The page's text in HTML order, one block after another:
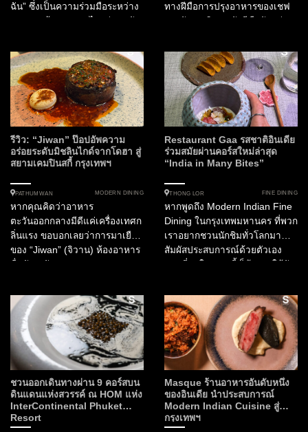
ฉัน” ซึ่งเป็นความร่วมมือระหว่าง
SAKOT ร้านอาหารไทยร่วมสมัย
อาหารแนว Homemade Eatery
จากหัวหิน...
ทางฝีมือการปรุงอาหารของเชฟ
สองสัญชาติ ประชันฝีมือกันอย่าง
Sasaki ตัวแทนจากสาย
Japanese...
รีวิว: “Jiwan” ป๊อปอัพความ
อร่อยระดับมิชลินไกด์จากโดฮา สู่
สยามเคมปินสกี้ กรุงเทพฯ
PATHUMWAN MODERN DINING
หากคุณคิดว่าอาหาร
ตะวันออกกลางมีดีแค่เครื่องเทศก
ลิ่นแรง ขอบอกเลยว่าการมาเยือน
ของ “Jiwan” (จิวาน) ห้องอาหาร
ชื่อดังระดับ Michelin Guide
ครั้งนี้ จะเปลี่ยนความคิดของคุณ
ไปตลอดกาล เพราะนี่คือการผสม
ผสานระหว่างมรดกทาง
วัฒนธรรมอาหรับ และเทคนิคการ
ปรุงชั้นสูงภายใต้ปรัชญาของ
ไอคอนระดับโลกอย่าง อลัง ดู
คาส...
Restaurant Gaa รสชาติอินเดีย
ร่วมสมัยผ่านคอร์สใหม่ล่าสุด
“India in Many Bites”
THONG LOR FINE DINING
หากพูดถึง Modern Indian Fine
Dining ในกรุงเทพมหานคร ที่พวก
เราอยากชวนนักชิมทั่วโลกมา
สัมผัสประสบการณ์ด้วยตัวเอง
มากที่สุดในเวลานี้ ก็ต้องยกให้กับ
มา อโรรา (Chef Garima...
ชวนออกเดินทางผ่าน 9 คอร์สบน
ดินแดนแห่งสวรรค์ ณ HOM แห่ง
InterContinental Phuket
Resort
Masque ร้านอาหารอันดับหนึ่ง
ของอินเดีย นำประสบการณ์
Modern Indian Cuisine สู่
กรุงเทพฯ